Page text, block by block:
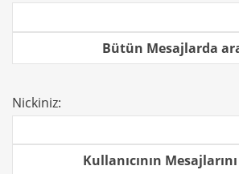
Bütün Mesajlarda
Nickiniz:
Kullanıcının